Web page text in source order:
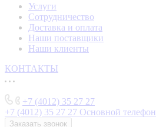
Услуги
Сотрудничество
Доставка и оплата
Наши поставщики
Наши клиенты
КОНТАКТЫ
+7 (4012) 35 27 27
+7 (4012) 35 27 27 Основной телефон
Заказать звонок